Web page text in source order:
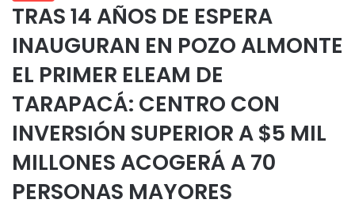
TRAS 14 AÑOS DE ESPERA
INAUGURAN EN POZO ALMONTE
EL PRIMER ELEAM DE
TARAPACÁ: CENTRO CON
INVERSIÓN SUPERIOR A $5 MIL
MILLONES ACOGERÁ A 70
PERSONAS MAYORES